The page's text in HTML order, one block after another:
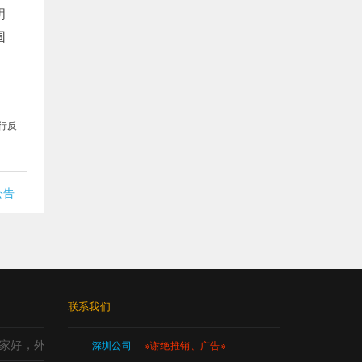
反
告
好，外观设计哪家好，工业设计哪里强，产品设计哪家强?
联系我们
深圳公司 ※谢绝推销、广告※